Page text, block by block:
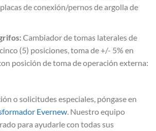
de conexión/pernos de argolla de
Cambiador de tomas laterales de
(5) posiciones, toma de +/- 5% en
posición de toma de operación externa:
o solicitudes especiales, póngase en
Evernew . Nuestro equipo
para ayudarle con todas sus